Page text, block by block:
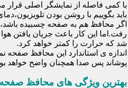
با کمی فاصله از نمایشگر اصلی قرار
باید بگوییم با روشن بودن
اگر محافظ هم به صفحه چسبیده
رفت.اما این کار باعث جریان یافتن
شد که حرارت را کمتر خواهد کرد.
اندازه ی استاندارد این محافظ صفحه
پوشاند پس صدا همچنان واضح خواهد
بهترین ویژگی های محافظ صفحه